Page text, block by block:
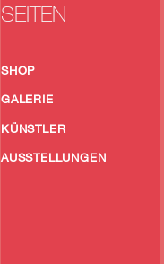
SEITEN
SHOP
GALERIE
KÜNSTLER
AUSSTELLUNGEN